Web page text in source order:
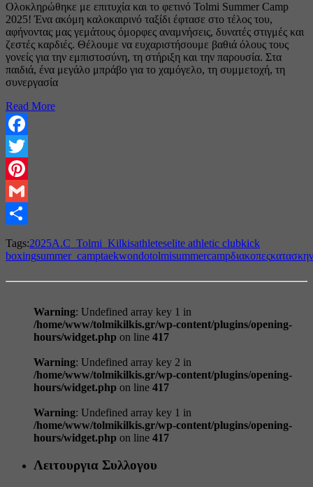
Ολοκληρώθηκε με επιτυχία και το φετινό Tolmi Summer Camp
2025! Ένα ακόμη καλοκαιρινό ταξίδι έφτασε στο τέλος του,
αφήνοντας μας γεμάτους όμορφες αναμνήσεις, δυνατές στιγμές και
ζεστές καρδιές. Θέλουμε να ευχαριστήσουμε βαθιά όλους τους
γονείς για την εμπιστοσύνη, τη στήριξη και την παρουσία. Στα
παιδιά, ένα μεγάλο μπράβο για το χαμόγελο, τη συμμετοχή, τη
συνεργασία
Read More
Facebook
Twitter
Pinterest
Gmail
Tags:2025A.C_Tolmi_Kilkisathleteselite athletic clubkick
boxingsummer_camptaekwondotolmisummercampδιακοπες
Warning: Undefined array key 1 in
/home/www/tolmikilkis.gr/wp-content/plugins/opening-
hours/widget.php on line 417
Warning: Undefined array key 2 in
/home/www/tolmikilkis.gr/wp-content/plugins/opening-
hours/widget.php on line 417
Warning: Undefined array key 1 in
/home/www/tolmikilkis.gr/wp-content/plugins/opening-
hours/widget.php on line 417
Λειτουργια Συλλογου